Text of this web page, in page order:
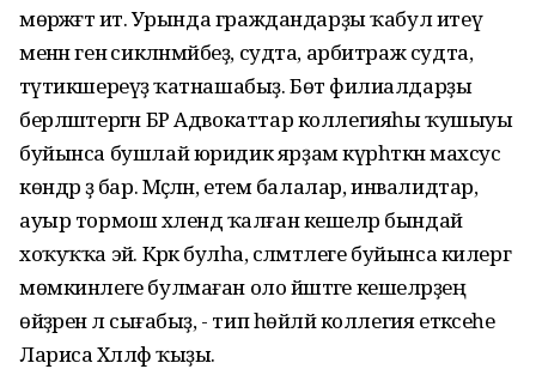
мөрәжәғәт итә. Урында граждандарҙы ҡабул итеү
менән генә сикләнмәйбеҙ, судта, арбитраж судта,
тәүтикшереүҙә ҡатнашабыҙ. Бөтә филиалдарҙы
берләштергән БР Адвокаттар коллегияһы ҡушыуы
буйынса бушлай юридик ярҙам күрһәткән махсус
көндәр ҙә бар. Мәҫәлән, етем балалар, инвалидтар,
ауыр тормош хәлендә ҡалған кешеләр бындай
хоҡуҡҡа эйә. Кәрәк булһа, сәләмәтлеге буйынса килергә
мөмкинлеге булмаған оло йәштәге кешеләрҙең
өйҙәренә лә сығабыҙ, - тип һөйләй коллегия етәксеһе
Лариса Хәлләф ҡыҙы.